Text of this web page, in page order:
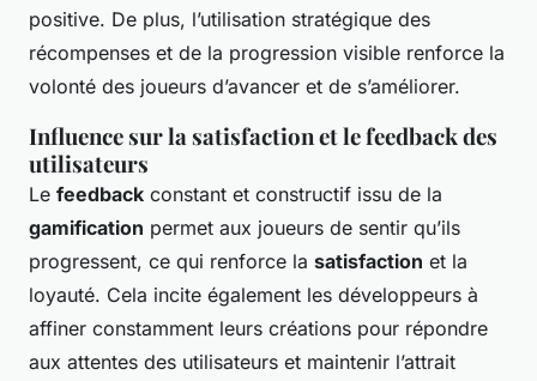
positive. De plus, l’utilisation stratégique des
récompenses et de la progression visible renforce la
volonté des joueurs d’avancer et de s’améliorer.
Influence sur la satisfaction et le feedback des
utilisateurs
Le feedback constant et constructif issu de la
gamification permet aux joueurs de sentir qu’ils
progressent, ce qui renforce la satisfaction et la
loyauté. Cela incite également les développeurs à
affiner constamment leurs créations pour répondre
aux attentes des utilisateurs et maintenir l’attrait